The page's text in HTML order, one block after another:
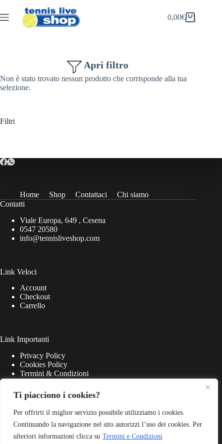
Ti piacciono i cookies?
Per offrirti il miglior servizio possibile utilizziamo i cookies.
Continuando la navigazione nel sito autorizzi l’uso dei cookies. Per
ulteriori informazioni clicca su Termini e Condizioni
al
contenuto
Carrello
0,00€
Apri filtro
Non è stato trovato nessun prodotto che corrisponde alla tua
selezione.
Filtri
Home Shop Contattaci
Chi siamo
Contatti
Viale Europa, 649 , Cesena
0547 20580
info@tennisliveshop.com
Link Veloci
Account
Checkout
Carrello
Link Importanti
Privacy Policy
Cookies Policy
Termini & Condizioni